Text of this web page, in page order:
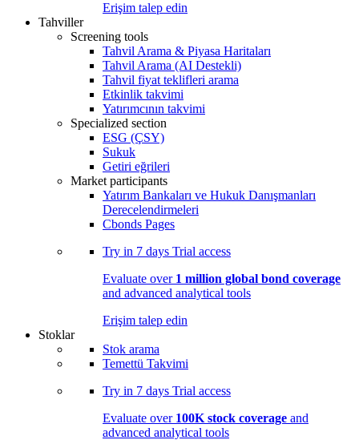
Erişim talep edin
Tahviller
Screening tools
Tahvil Arama & Piyasa Haritaları
Tahvil Arama (AI Destekli)
Tahvil fiyat teklifleri arama
Etkinlik takvimi
Yatırımcının takvimi
Specialized section
ESG (ÇSY)
Sukuk
Getiri eğrileri
Market participants
Yatırım Bankaları ve Hukuk Danışmanları
Derecelendirmeleri
Cbonds Pages
Try in 7 days Trial access
Evaluate over 1 million global bond coverage
and advanced analytical tools
Erişim talep edin
Stoklar
Stok arama
Temettü Takvimi
Try in 7 days Trial access
Evaluate over 100K stock coverage and
advanced analytical tools